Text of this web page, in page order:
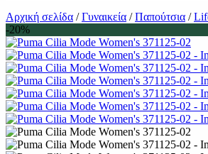
Αρχική σελίδα / Γυναικεία / Παπούτσια /
-20%